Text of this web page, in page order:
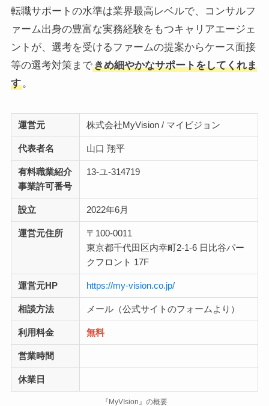
転職サポートの水準は業界最高レベルで、コンサルフ
ァーム出身の豊富な実務経験をもつキャリアエージェ
ントが、選考を受けるファームの提案からケース面接
等の選考対策まできめ細やかなサポートをしてくれま
す。
運営元 株式会社MyVision / マイビジョン
代表者名 山口 翔平
有料職業紹介
事業許可番号
13-ユ-314719
設立 2022年6月
運営元住所
〒100-0011
東京都千代田区内幸町2-1-6 日比谷パー
クフロント 17F
運営元HP https://my-vision.co.jp/
相談方法 メール（公式サイトのフォームより）
利用料金 無料
営業時間
休業日
『MyVIsion』の概要